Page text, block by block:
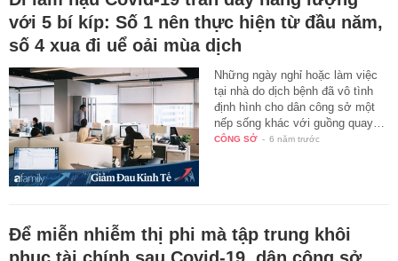
với 5 bí kíp: Số 1 nên thực hiện từ đầu năm,
số 4 xua đi uể oải mùa dịch
Những ngày nghỉ hoặc làm việc
tại nhà do dịch bệnh đã vô tình
định hình cho dân công sở một
nếp sống khác với guồng quay…
CÔNG SỞ - 6 năm trước
Để miễn nhiễm thị phi mà tập trung khôi